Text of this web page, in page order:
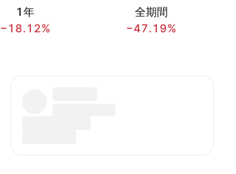
1年
−18.12%
全期間
−47.19%